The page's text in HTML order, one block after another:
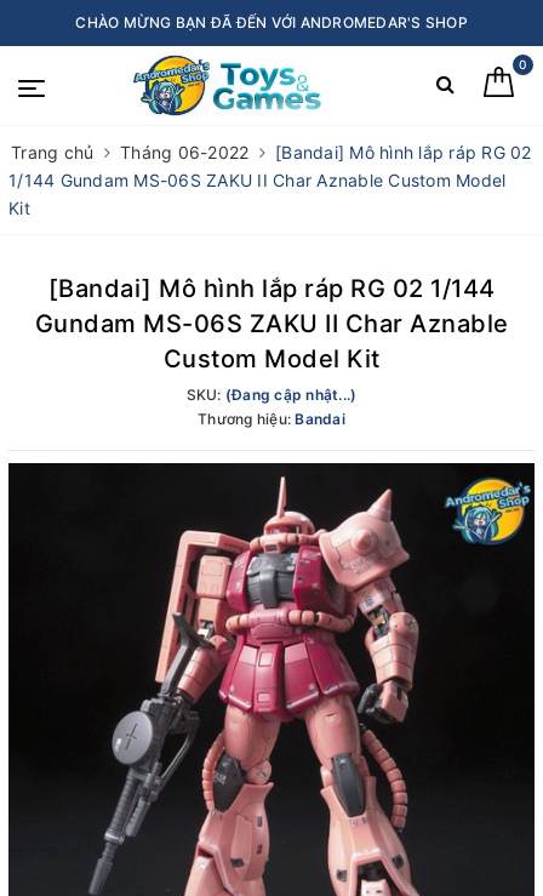
CHÀO MỪNG BẠN ĐÃ ĐẾN VỚI ANDROMEDAR'S SHOP
0
Trang chủ Tháng 06-2022
[Bandai] Mô hình lắp ráp RG 02
1/144 Gundam MS-06S ZAKU II Char Aznable Custom Model
Kit
[Bandai] Mô hình lắp ráp RG 02 1/144
Gundam MS-06S ZAKU II Char Aznable
Custom Model Kit
SKU: (Đang cập nhật...)
Thương hiệu:Bandai